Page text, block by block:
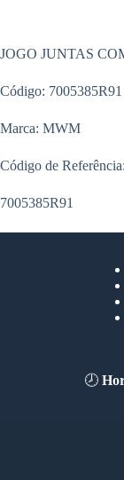
JOGO JUNTAS
Código: 7005385R91
Marca: MWM
Código de Referência:
7005385R91
🕗